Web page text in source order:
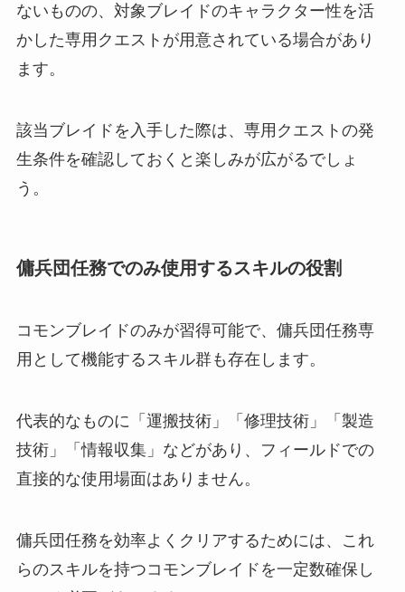
ないものの、対象ブレイドのキャラクター性を活
かした専用クエストが用意されている場合があり
ます。
該当ブレイドを入手した際は、専用クエストの発
生条件を確認しておくと楽しみが広がるでしょ
う。
傭兵団任務でのみ使用するスキルの役割
コモンブレイドのみが習得可能で、傭兵団任務専
用として機能するスキル群も存在します。
代表的なものに「運搬技術」「修理技術」「製造
技術」「情報収集」などがあり、フィールドでの
直接的な使用場面はありません。
傭兵団任務を効率よくクリアするためには、これ
らのスキルを持つコモンブレイドを一定数確保し